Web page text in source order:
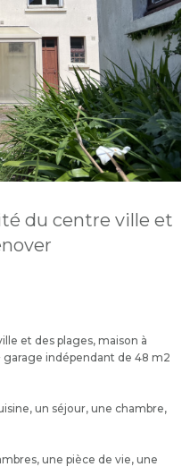
du centre ville et
et des plages, maison à
indépendant de 48 m2
un séjour, une chambre,
une pièce de vie, une